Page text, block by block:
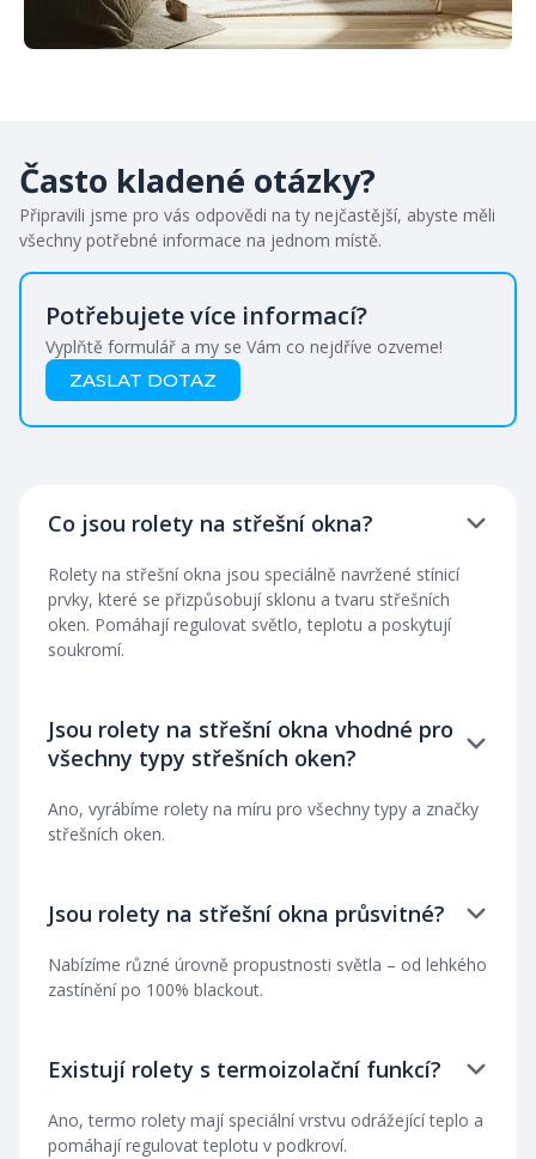
Často kladené otázky?
Připravili jsme pro vás odpovědi na ty nejčastější, abyste měli
všechny potřebné informace na jednom místě.
Potřebujete více informací?
Vyplňtě formulář a my se Vám co nejdříve ozveme!
ZASLAT DOTAZ
Co jsou rolety na střešní okna?
Rolety na střešní okna jsou speciálně navržené stínicí
prvky, které se přizpůsobují sklonu a tvaru střešních
oken. Pomáhají regulovat světlo, teplotu a poskytují
soukromí.
Jsou rolety na střešní okna vhodné pro
všechny typy střešních oken?
Ano, vyrábíme rolety na míru pro všechny typy a značky
střešních oken.
Jsou rolety na střešní okna průsvitné?
Nabízíme různé úrovně propustnosti světla – od lehkého
zastínění po 100% blackout.
Existují rolety s termoizolační funkcí?
Ano, termo rolety mají speciální vrstvu odrážející teplo a
pomáhají regulovat teplotu v podkroví.